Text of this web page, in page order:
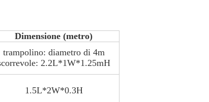
Dimensione (metro)
trampolino: diametro di 4m
2.2L*1W*1.25mH
1.5L*2W*0.3H